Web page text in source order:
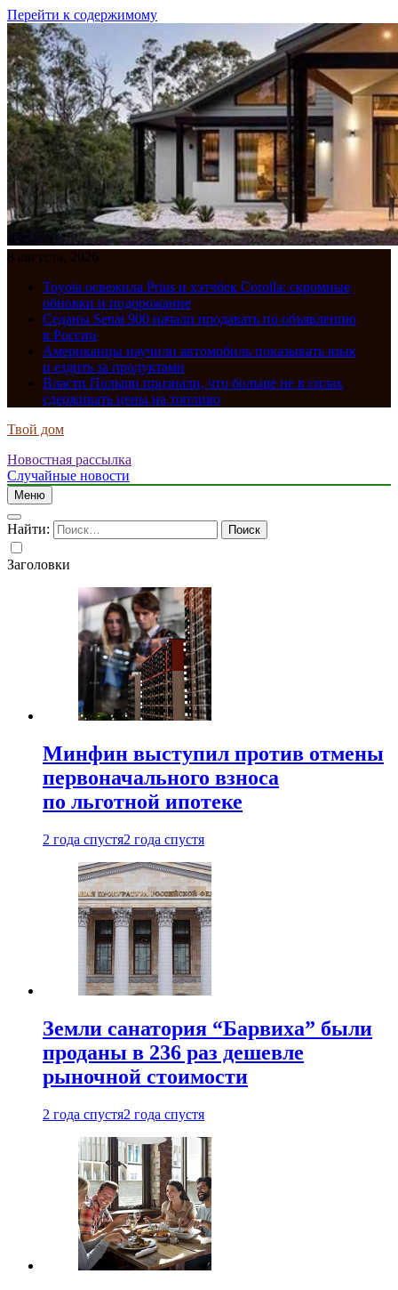
Перейти к содержимому
8 августа, 2026
Toyota освежила Prius и хэтчбек Corolla: скромные
обновки и подорожание
Седаны Senat 900 начали продавать по объявлению
в России
Американцы научили автомобиль показывать язык
и ездить за продуктами
Власти Польши признали, что больше не в силах
сдерживать цены на топливо
Твой дом
Новостная рассылка
Случайные новости
Меню
Найти:
Заголовки
Минфин выступил против отмены
первоначального взноса
по льготной ипотеке
2 года спустя2 года спустя
Земли санатория “Барвиха” были
проданы в 236 раз дешевле
рыночной стоимости
2 года спустя2 года спустя